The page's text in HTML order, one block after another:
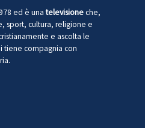
ed è unatelevisioneche,
sport, cultura, religione e
e ascolta le
tiene compagnia con